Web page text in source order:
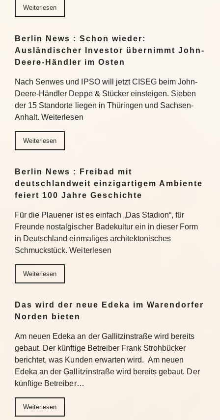
Weiterlesen
Berlin News : Schon wieder:
Ausländischer Investor übernimmt John-
Deere-Händler im Osten
Nach Senwes und IPSO will jetzt CISEG beim John-
Deere-Händler Deppe & Stücker einsteigen. Sieben
der 15 Standorte liegen in Thüringen und Sachsen-
Anhalt. Weiterlesen
Weiterlesen
Berlin News : Freibad mit
deutschlandweit einzigartigem Ambiente
feiert 100 Jahre Geschichte
Für die Plauener ist es einfach „Das Stadion“, für
Freunde nostalgischer Badekultur ein in dieser Form
in Deutschland einmaliges architektonisches
Schmuckstück. Weiterlesen
Weiterlesen
Das wird der neue Edeka im Warendorfer
Norden bieten
Am neuen Edeka an der Gallitzinstraße wird bereits
gebaut. Der künftige Betreiber Frank Strohbücker
berichtet, was Kunden erwarten wird. Am neuen
Edeka an der Gallitzinstraße wird bereits gebaut. Der
künftige Betreiber…
Weiterlesen